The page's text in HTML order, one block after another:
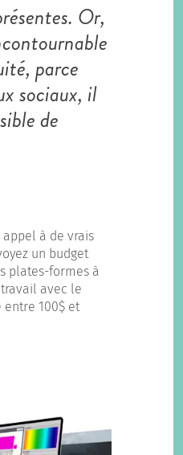
Or,
parce
sociaux, il
de
à de vrais
un budget
plates-formes à
avec le
100$ et